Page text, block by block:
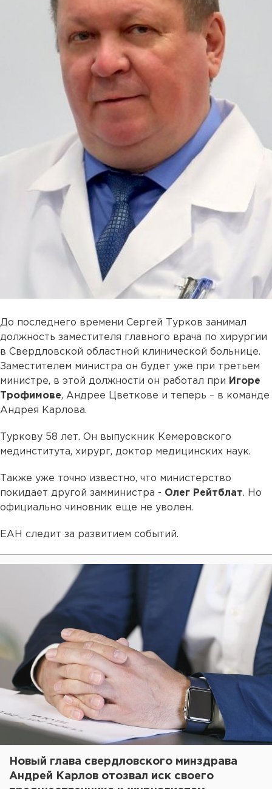
До последнего времени Сергей Турков занимал
должность заместителя главного врача по хирургии
в Свердловской областной клинической больнице.
Заместителем министра он будет уже при третьем
министре, в этой должности он работал при Игоре
Трофимове, Андрее Цветкове и теперь – в команде
Андрея Карлова.
Туркову 58 лет. Он выпускник Кемеровского
мединститута, хирург, доктор медицинских наук.
Также уже точно известно, что министерство
покидает другой замминистра - Олег Рейтблат. Но
официально чиновник еще не уволен.
ЕАН следит за развитием событий.
Новый глава свердловского минздрава
Андрей Карлов отозвал иск своего